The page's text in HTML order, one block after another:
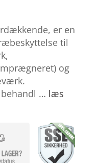
er en
til
og
… læs